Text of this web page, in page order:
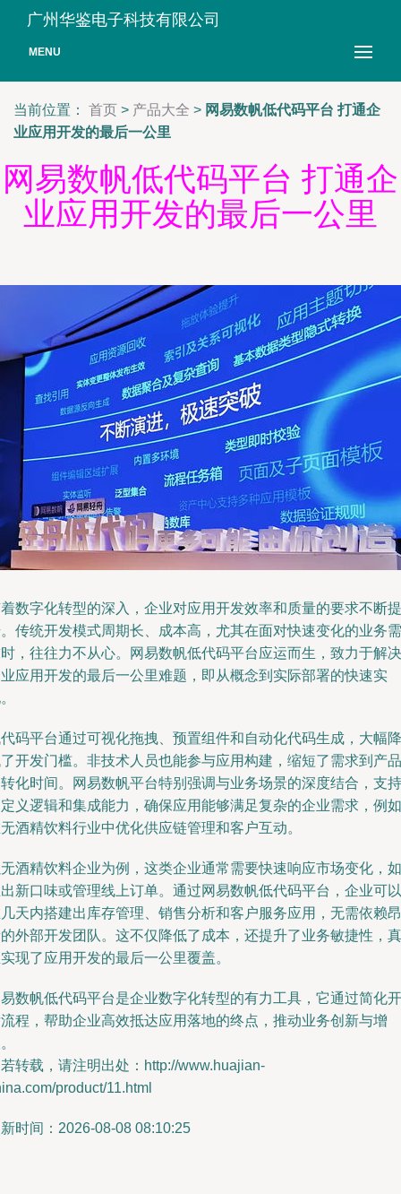
广州华鉴电子科技有限公司
MENU
当前位置： 首页 > 产品大全 > 网易数帆低代码平台 打通企
业应用开发的最后一公里
网易数帆低代码平台 打通企
业应用开发的最后一公里
数字化转型的深入，企业对应用开发效率和质量的要求不断提
传统开发模式周期长、成本高，尤其在面对快速变化的业务需
，往往力不从心。网易数帆低代码平台应运而生，致力于解决
应用开发的最后一公里难题，即从概念到实际部署的快速实
码平台通过可视化拖拽、预置组件和自动化代码生成，大幅降
开发门槛。非技术人员也能参与应用构建，缩短了需求到产品
化时间。网易数帆平台特别强调与业务场景的深度结合，支持
义逻辑和集成能力，确保应用能够满足复杂的企业需求，例如
酒精饮料行业中优化供应链管理和客户互动。
酒精饮料企业为例，这类企业通常需要快速响应市场变化，如
新口味或管理线上订单。通过网易数帆低代码平台，企业可以
天内搭建出库存管理、销售分析和客户服务应用，无需依赖昂
外部开发团队。这不仅降低了成本，还提升了业务敏捷性，真
现了应用开发的最后一公里覆盖。
数帆低代码平台是企业数字化转型的有力工具，它通过简化开
程，帮助企业高效抵达应用落地的终点，推动业务创新与增
转载，请注明出处：http://www.huajian-
product/11.html
时间：2026-08-08 08:10:25